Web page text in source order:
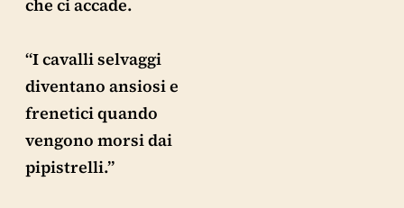
che ci accade.
“I cavalli selvaggi
diventano ansiosi e
frenetici quando
vengono morsi dai
pipistrelli.”